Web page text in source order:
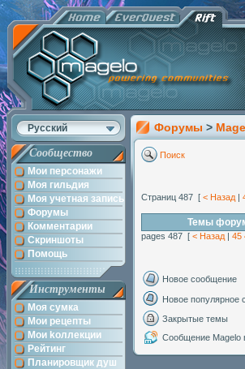
Русский
Сообщество
Мои персонажи
Моя гильдия
Моя учетная запись
Форумы
Комментарии
Скриншоты
Помощь
Инструменты
Моя сумка
Мои рецепты
Мои kоллекции
Рейтинг
Планировщик душ
Форумы >
Поиск
Страниц 487 [ < Назад |
Темы
pages 487 [ < Назад | 45
Новое сообщение
Новое популярное
Закрытые темы
Сообщение Magelo